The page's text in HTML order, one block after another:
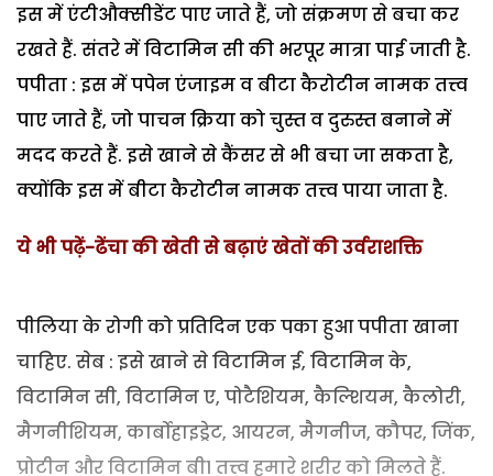
इस में एंटीऔक्सीडेंट पाए जाते हैं, जो संक्रमण से बचा कर
रखते हैं. संतरे में विटामिन सी की भरपूर मात्रा पाई जाती है.
पपीता : इस में पपेन एंजाइम व बीटा कैरोटीन नामक तत्त्व
पाए जाते हैं, जो पाचन क्रिया को चुस्त व दुरुस्त बनाने में
मदद करते हैं. इसे खाने से कैंसर से भी बचा जा सकता है,
क्योंकि इस में बीटा कैरोटीन नामक तत्त्व पाया जाता है.
ये भी पढ़ें-ढेंचा की खेती से बढ़ाएं खेतों की उर्वराशक्ति
पीलिया के रोगी को प्रतिदिन एक पका हुआ पपीता खाना
चाहिए. सेब : इसे खाने से विटामिन ई, विटामिन के,
विटामिन सी, विटामिन ए, पोटैशियम, कैल्शियम, कैलोरी,
मैगनीशियम, कार्बोहाइड्रेट, आयरन, मैगनीज, कौपर, जिंक,
प्रोटीन और विटामिन बी1 तत्त्व हमारे शरीर को मिलते हैं.